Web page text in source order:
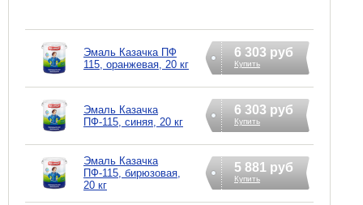
Эмаль Казачка ПФ
115, оранжевая, 20 кг
6 303 руб
Купить
Эмаль Казачка
ПФ-115, синяя, 20 кг
6 303 руб
Купить
Эмаль Казачка
ПФ-115, бирюзовая,
20 кг
5 881 руб
Купить